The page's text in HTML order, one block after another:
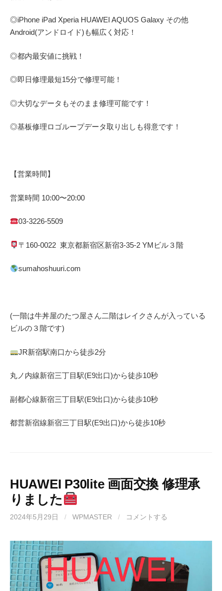
◎iPhone iPad Xperia HUAWEI AQUOS Galaxy その他
Android(アンドロイド) も幅広く対応！
◎都内最安値に挑戦！
◎即日修理最短15分で修理可能！
◎大切なデータもそのまま修理可能です！
◎基板修理ロゴループデータ取り出しも得意です！
【営業時間】
営業時間 10:00〜20:00
03-3226-5509
〒 160-0022 東京都新宿区新宿3-35-2 YMビル３階
sumahoshuuri.com
(一階は牛丼屋のたつ屋さん二階はレイクさんが入っている
ビルの３階です)
JR新宿駅南口から徒歩2分
丸ノ内線新宿三丁目駅(E9出口)から徒歩10秒
副都心線新宿三丁目駅(E9出口)から徒歩10秒
都営新宿線新宿三丁目駅(E9出口)から徒歩10秒
HUAWEI P30lite 画面交換 修理承
りました
2024年5月29日 / WPMASTER / コメントする